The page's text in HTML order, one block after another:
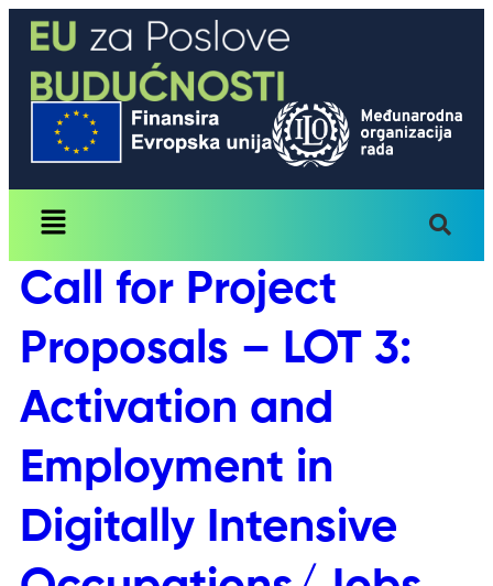
content
Call for Project
Proposals – LOT 3:
Activation and
Employment in
Digitally Intensive